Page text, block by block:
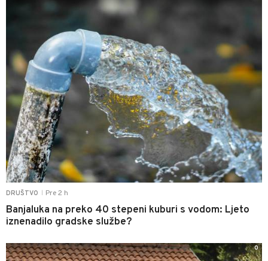
DRUŠTVO Pre 2 h
Banjaluka na preko 40 stepeni kuburi s vodom: Ljeto
iznenadilo gradske službe?
0